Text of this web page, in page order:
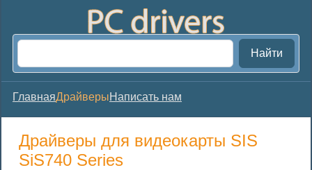
Найти
ГлавнаяДрайверыНаписать нам
Драйверы для видеокарты SIS
SiS740 Series